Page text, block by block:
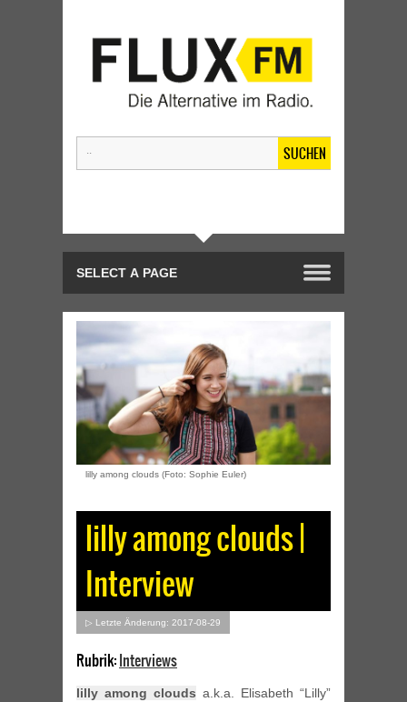
SUCHEN
lilly among clouds (Foto: Sophie Euler)
lilly among clouds |
Interview
▷ Letzte Änderung: 2017-08-29
Rubrik:Interviews
lilly among clouds a.k.a. Elisabeth “Lilly”